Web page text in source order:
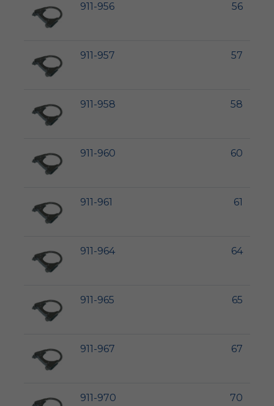
911-956 56
911-957 57
911-958 58
911-960 60
911-961 61
911-964 64
911-965 65
911-967 67
911-970 70